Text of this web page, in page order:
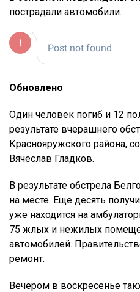
пострадали автомобили.
Обновлено
Один человек погиб и 12
результате вчерашнего
Краснояружского района,
Вячеслав Гладков.
В результате обстрела
на месте. Еще десять
уже находится на
75 жлых и нежилых
автомобилей.
ремонт.
Вечером в воскресенье